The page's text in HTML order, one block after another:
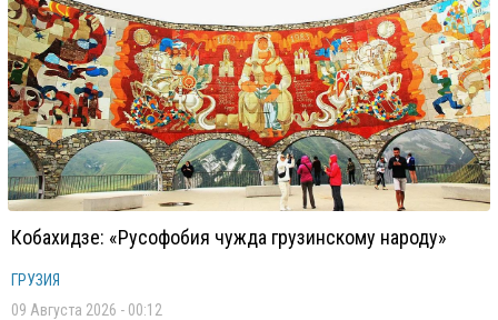
Кобахидзе: «Русофобия чужда грузинскому народу»
ГРУЗИЯ
09 Августа 2026 - 00:12